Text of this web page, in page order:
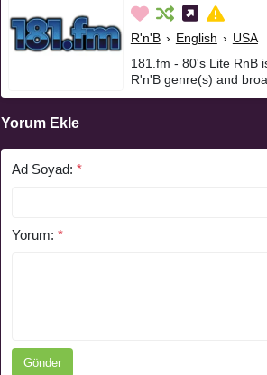
R'n'B › English › USA
181.fm - 80's Lite RnB
R'n'B genre(s) and
Yorum Ekle
Ad Soyad: *
Yorum: *
Gönder